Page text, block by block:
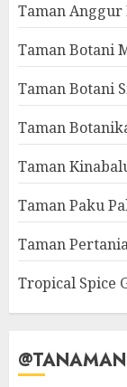
Taman Anggur
Taman Botani
Taman Botani
Taman
Taman
Taman Paku
Taman
Tropical Spice